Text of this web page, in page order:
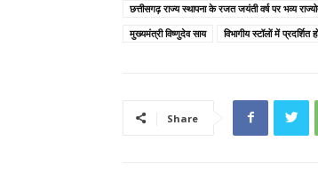
छत्तीसगढ़ राज्य स्थापना के रजत जयंती वर्ष पर भव्य
मुख्यमंत्री विष्णुदेव साय
विभागीय स्टॉलों में
Share